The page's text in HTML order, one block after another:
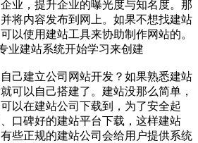
业，提升企业的曝光度与知名度。那
将内容发布到网上。如果不想找建站
以使用建站工具来协助制作网站的。
业建站系统开始学习来创建
自己建立公司网站开发？如果熟悉建站
可以自己搭建了。建站没那么简单，
以在建站公司下载到，为了安全起
口碑好的建站平台下载，这样建站
些正规的建站公司会给用户提供系统